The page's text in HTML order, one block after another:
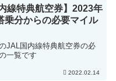
線特典航空券】2023年
乗分からの必要マイル
JAL国内線特典航空券の必
一覧です
2022.02.14